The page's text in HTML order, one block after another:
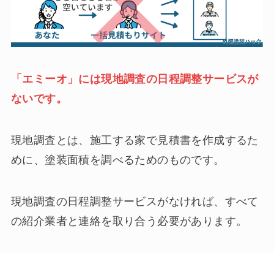
「エミーオ」には現地調査の日程調整サービスが
ないです。
現地調査とは、施工する家で見積書を作成するた
めに、塗装面積を調べるためのものです。
現地調査の日程調整サービスがなければ、すべて
の紹介業者と連絡を取り合う必要があります。